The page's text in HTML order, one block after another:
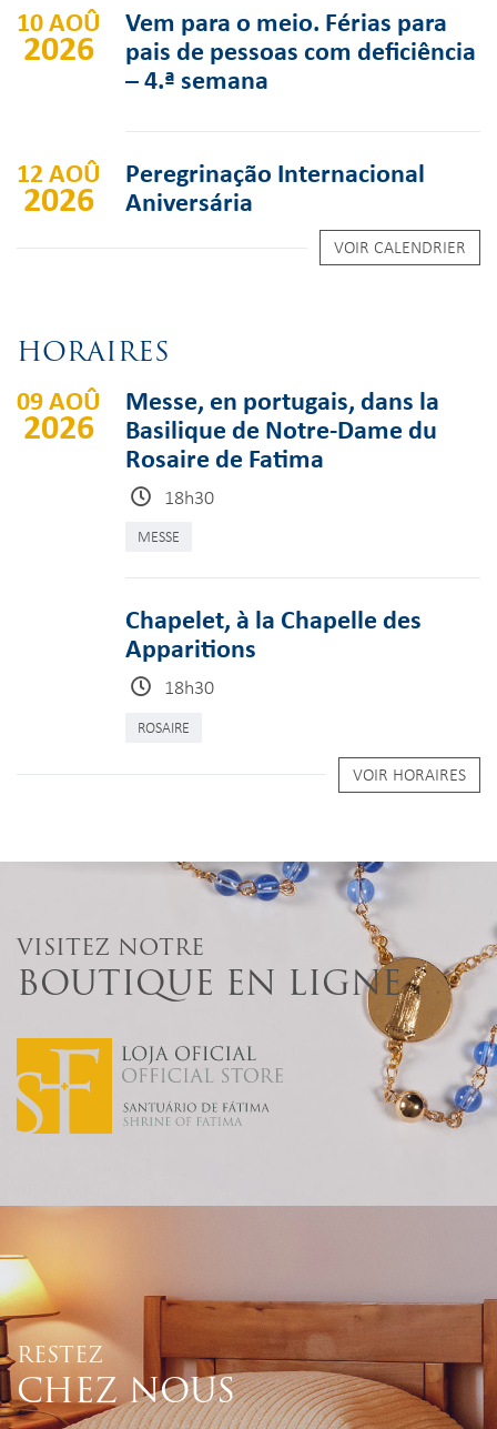
10 AOÛ
2026
Vem para o meio. Férias para
pais de pessoas com deficiência
– 4.ª semana
12 AOÛ
2026
Peregrinação Internacional
Aniversária
VOIR CALENDRIER
HORAIRES
09 AOÛ
2026
Messe, en portugais, dans la
Basilique de Notre-Dame du
Rosaire de Fatima
18h30
MESSE
Chapelet, à la Chapelle des
Apparitions
18h30
ROSAIRE
VOIR HORAIRES
VISITEZ NOTRE
BOUTIQUE EN LIGNE
RESTEZ
CHEZ NOUS